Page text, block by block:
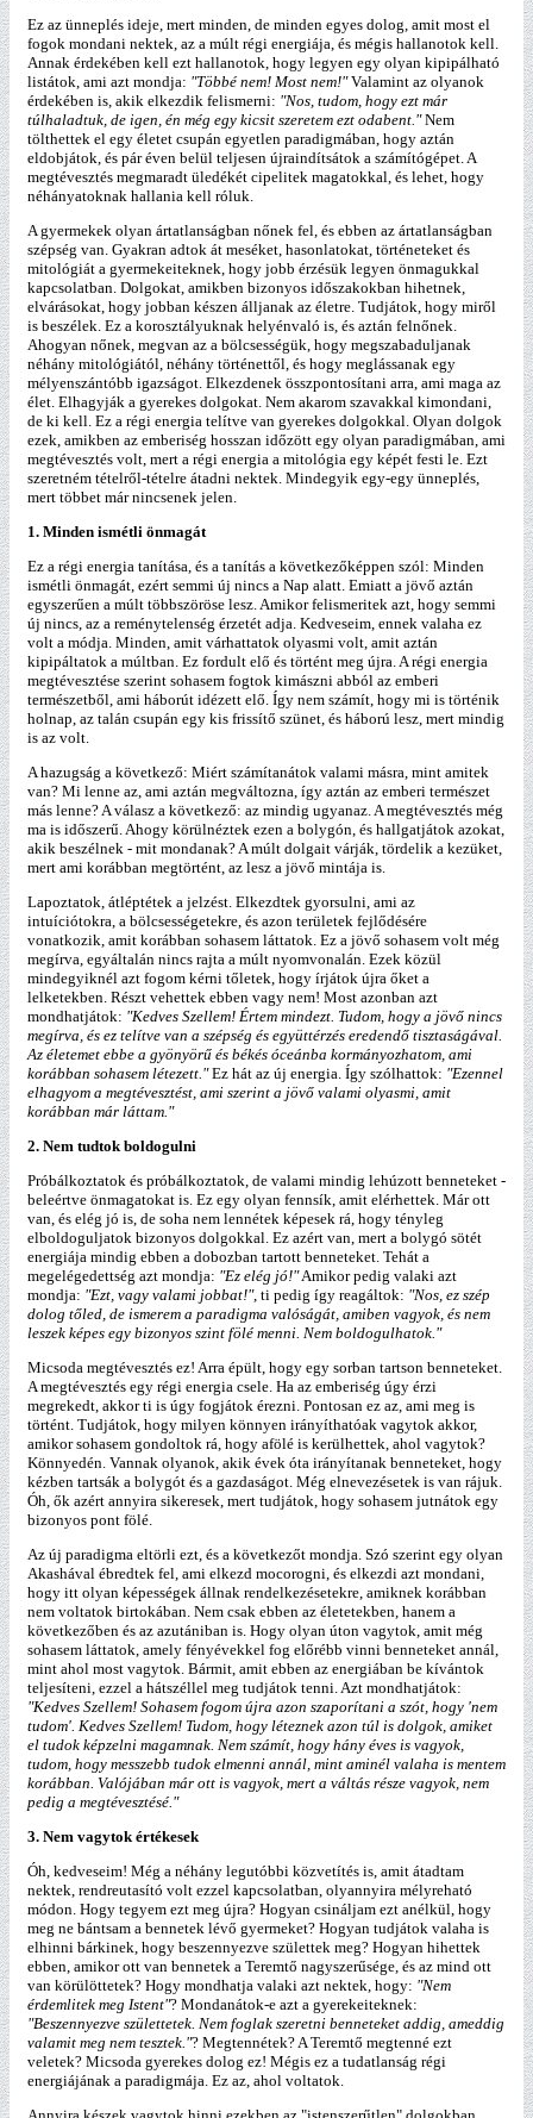
Ez az ünneplés ideje, mert minden, de minden egyes dolog, amit most el
fogok mondani nektek, az a múlt régi energiája, és mégis hallanotok kell.
Annak érdekében kell ezt hallanotok, hogy legyen egy olyan kipipálható
listátok, ami azt mondja: "Többé nem! Most nem!"Valamint az olyanok
érdekében is, akik elkezdik felismerni: "Nos, tudom, hogy ezt már
túlhaladtuk, de igen, én még egy kicsit szeretem ezt odabent."Nem
tölthettek el egy életet csupán egyetlen paradigmában, hogy aztán
eldobjátok, és pár éven belül teljesen újraindítsátok a számítógépet. A
megtévesztés megmaradt üledékét cipelitek magatokkal, és lehet, hogy
néhányatoknak hallania kell róluk.
A gyermekek olyan ártatlanságban nőnek fel, és ebben az ártatlanságban
szépség van. Gyakran adtok át meséket, hasonlatokat, történeteket és
mitológiát a gyermekeiteknek, hogy jobb érzésük legyen önmagukkal
kapcsolatban. Dolgokat, amikben bizonyos időszakokban hihetnek,
elvárásokat, hogy jobban készen álljanak az életre. Tudjátok, hogy miről
is beszélek. Ez a korosztályuknak helyénvaló is, és aztán felnőnek.
Ahogyan nőnek, megvan az a bölcsességük, hogy megszabaduljanak
néhány mitológiától, néhány történettől, és hogy meglássanak egy
mélyenszántóbb igazságot. Elkezdenek összpontosítani arra, ami maga az
élet. Elhagyják a gyerekes dolgokat. Nem akarom szavakkal kimondani,
de ki kell. Ez a régi energia telítve van gyerekes dolgokkal. Olyan dolgok
ezek, amikben az emberiség hosszan időzött egy olyan paradigmában, ami
megtévesztés volt, mert a régi energia a mitológia egy képét festi le. Ezt
szeretném tételről-tételre átadni nektek. Mindegyik egy-egy ünneplés,
mert többet már nincsenek jelen.
1. Minden ismétli önmagát
Ez a régi energia tanítása, és a tanítás a következőképpen szól: Minden
ismétli önmagát, ezért semmi új nincs a Nap alatt. Emiatt a jövő aztán
egyszerűen a múlt többszöröse lesz. Amikor felismeritek azt, hogy semmi
új nincs, az a reménytelenség érzetét adja. Kedveseim, ennek valaha ez
volt a módja. Minden, amit várhattatok olyasmi volt, amit aztán
kipipáltatok a múltban. Ez fordult elő és történt meg újra. A régi energia
megtévesztése szerint sohasem fogtok kimászni abból az emberi
természetből, ami háborút idézett elő. Így nem számít, hogy mi is történik
holnap, az talán csupán egy kis frissítő szünet, és háború lesz, mert mindig
is az volt.
A hazugság a következő: Miért számítanátok valami másra, mint amitek
van? Mi lenne az, ami aztán megváltozna, így aztán az emberi természet
más lenne? A válasz a következő: az mindig ugyanaz. A megtévesztés még
ma is időszerű. Ahogy körülnéztek ezen a bolygón, és hallgatjátok azokat,
akik beszélnek - mit mondanak? A múlt dolgait várják, tördelik a kezüket,
mert ami korábban megtörtént, az lesz a jövő mintája is.
Lapoztatok, átléptétek a jelzést. Elkezdtek gyorsulni, ami az
intuíciótokra, a bölcsességetekre, és azon területek fejlődésére
vonatkozik, amit korábban sohasem láttatok. Ez a jövő sohasem volt még
megírva, egyáltalán nincs rajta a múlt nyomvonalán. Ezek közül
mindegyiknél azt fogom kérni tőletek, hogy írjátok újra őket a
lelketekben. Részt vehettek ebben vagy nem! Most azonban azt
mondhatjátok: "Kedves Szellem! Értem mindezt. Tudom, hogy a jövő nincs
megírva, és ez telítve van a szépség és együttérzés eredendő tisztaságával.
Az életemet ebbe a gyönyörű és békés óceánba kormányozhatom, ami
korábban sohasem létezett."Ez hát az új energia. Így szólhattok: "Ezennel
elhagyom a megtévesztést, ami szerint a jövő valami olyasmi, amit
korábban már láttam."
2. Nem tudtok boldogulni
Próbálkoztatok és próbálkoztatok, de valami mindig lehúzott benneteket -
beleértve önmagatokat is. Ez egy olyan fennsík, amit elérhettek. Már ott
van, és elég jó is, de soha nem lennétek képesek rá, hogy tényleg
elboldoguljatok bizonyos dolgokkal. Ez azért van, mert a bolygó sötét
energiája mindig ebben a dobozban tartott benneteket. Tehát a
megelégedettség azt mondja: "Ez elég jó!"Amikor pedig valaki azt
mondja: "Ezt, vagy valami jobbat!", ti pedig így reagáltok: "Nos, ez szép
dolog tőled, de ismerem a paradigma valóságát, amiben vagyok, és nem
leszek képes egy bizonyos szint fölé menni. Nem boldogulhatok."
Micsoda megtévesztés ez! Arra épült, hogy egy sorban tartson benneteket.
A megtévesztés egy régi energia csele. Ha az emberiség úgy érzi
megrekedt, akkor ti is úgy fogjátok érezni. Pontosan ez az, ami meg is
történt. Tudjátok, hogy milyen könnyen irányíthatóak vagytok akkor,
amikor sohasem gondoltok rá, hogy afölé is kerülhettek, ahol vagytok?
Könnyedén. Vannak olyanok, akik évek óta irányítanak benneteket, hogy
kézben tartsák a bolygót és a gazdaságot. Még elnevezésetek is van rájuk.
Óh, ők azért annyira sikeresek, mert tudjátok, hogy sohasem jutnátok egy
bizonyos pont fölé.
Az új paradigma eltörli ezt, és a következőt mondja. Szó szerint egy olyan
Akashával ébredtek fel, ami elkezd mocorogni, és elkezdi azt mondani,
hogy itt olyan képességek állnak rendelkezésetekre, amiknek korábban
nem voltatok birtokában. Nem csak ebben az életetekben, hanem a
következőben és az azutániban is. Hogy olyan úton vagytok, amit még
sohasem láttatok, amely fényévekkel fog előrébb vinni benneteket annál,
mint ahol most vagytok. Bármit, amit ebben az energiában be kívántok
teljesíteni, ezzel a hátszéllel meg tudjátok tenni. Azt mondhatjátok:
"Kedves Szellem! Sohasem fogom újra azon szaporítani a szót, hogy 'nem
tudom'. Kedves Szellem! Tudom, hogy léteznek azon túl is dolgok, amiket
el tudok képzelni magamnak. Nem számít, hogy hány éves is vagyok,
tudom, hogy messzebb tudok elmenni annál, mint aminél valaha is mentem
korábban. Valójában már ott is vagyok, mert a váltás része vagyok, nem
pedig a megtévesztésé."
3. Nem vagytok értékesek
Óh, kedveseim! Még a néhány legutóbbi közvetítés is, amit átadtam
nektek, rendreutasító volt ezzel kapcsolatban, olyannyira mélyreható
módon. Hogy tegyem ezt meg újra? Hogyan csináljam ezt anélkül, hogy
meg ne bántsam a bennetek lévő gyermeket? Hogyan tudjátok valaha is
elhinni bárkinek, hogy beszennyezve születtek meg? Hogyan hihettek
ebben, amikor ott van bennetek a Teremtő nagyszerűsége, és az mind ott
van körülöttetek? Hogy mondhatja valaki azt nektek, hogy: "Nem
érdemlitek meg Istent"? Mondanátok-e azt a gyerekeiteknek:
"Beszennyezve születtetek. Nem foglak szeretni benneteket addig, ameddig
valamit meg nem tesztek."? Megtennétek? A Teremtő megtenné ezt
veletek? Micsoda gyerekes dolog ez! Mégis ez a tudatlanság régi
energiájának a paradigmája. Ez az, ahol voltatok.